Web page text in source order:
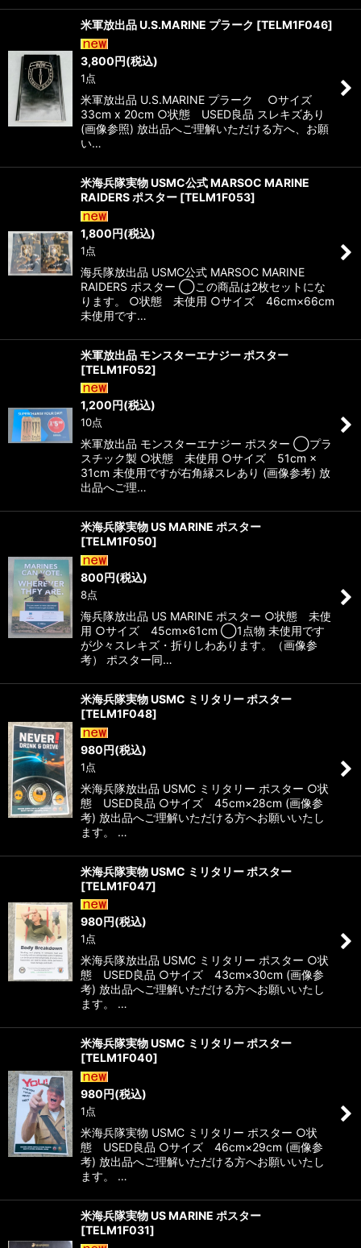
米軍放出品 U.S.MARINE プラーク [TELM1F046]
3,800円(税込)
1点
米軍放出品 U.S.MARINE プラーク ○サイズ
33cm x 20cm ○状態 USED良品 スレキズあり
(画像参照) 放出品へご理解いただける方へ、お願
い…
米海兵隊実物 USMC公式 MARSOC MARINE
RAIDERS ポスター [TELM1F053]
1,800円(税込)
1点
海兵隊放出品 USMC公式 MARSOC MARINE
RAIDERS ポスター ◯この商品は2枚セットにな
ります。 ○状態 未使用 ○サイズ 46cm×66cm
未使用です…
米軍放出品 モンスターエナジー ポスター
[TELM1F052]
1,200円(税込)
10点
米軍放出品 モンスターエナジー ポスター ◯プラ
スチック製 ○状態 未使用 ○サイズ 51cm ×
31cm 未使用ですが右角縁スレあり (画像参考) 放
出品へご理…
米海兵隊実物 US MARINE ポスター
[TELM1F050]
800円(税込)
8点
海兵隊放出品 US MARINE ポスター ○状態 未使
用 ○サイズ 45cm×61cm ◯1点物 未使用です
が少々スレキズ・折りしわあります。（画像参
考） ポスター同…
米海兵隊実物 USMC ミリタリー ポスター
[TELM1F048]
980円(税込)
1点
米海兵隊放出品 USMC ミリタリー ポスター ○状
態 USED良品 ○サイズ 45cm×28cm (画像参
考) 放出品へご理解いただける方へお願いいたし
ます。 …
米海兵隊実物 USMC ミリタリー ポスター
[TELM1F047]
980円(税込)
1点
米海兵隊放出品 USMC ミリタリー ポスター ○状
態 USED良品 ○サイズ 43cm×30cm (画像参
考) 放出品へご理解いただける方へお願いいたし
ます。 …
米海兵隊実物 USMC ミリタリー ポスター
[TELM1F040]
980円(税込)
1点
米海兵隊実物 USMC ミリタリー ポスター ○状
態 USED良品 ○サイズ 46cm×29cm (画像参
考) 放出品へご理解いただける方へお願いいたし
ます。 …
米海兵隊実物 US MARINE ポスター
[TELM1F031]